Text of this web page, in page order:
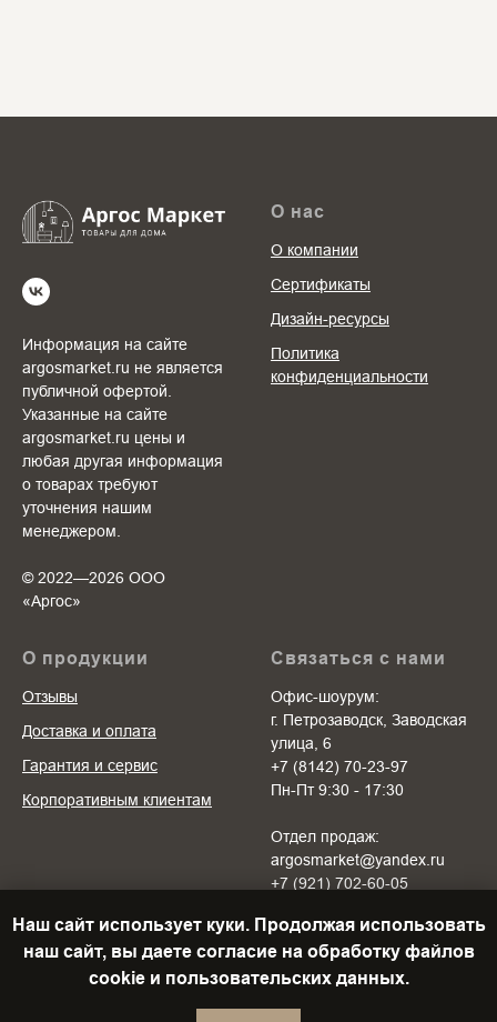
Информация на сайте
argosmarket.ru не является
публичной офертой.
Указанные на сайте
argosmarket.ru цены и
любая другая информация
о товарах требуют
уточнения нашим
менеджером.
© 2022—2026 ООО
«Аргоc»
О нас
О компании
Сертификаты
Дизайн-ресурсы
Политика
конфиденциальности
О продукции
Отзывы
Доставка и оплата
Гарантия и сервис
Корпоративным клиентам
Связаться с нами
Офис-шоурум:
г. Петрозаводск, Заводская
улица, 6
+7 (8142) 70-23-97
Пн-Пт 9:30 - 17:30
Отдел продаж:
argosmarket@yandex.ru
+7 (921) 702-60-05
Cб-Вс 10:00 - 18:00
Наш сайт использует куки. Продолжая использовать
наш сайт, вы даете согласие на обработку файлов
cookie и пользовательских данных.